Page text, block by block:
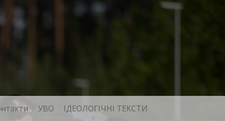
УВО ІДЕОЛОГІЧНІ ТЕКСТИ